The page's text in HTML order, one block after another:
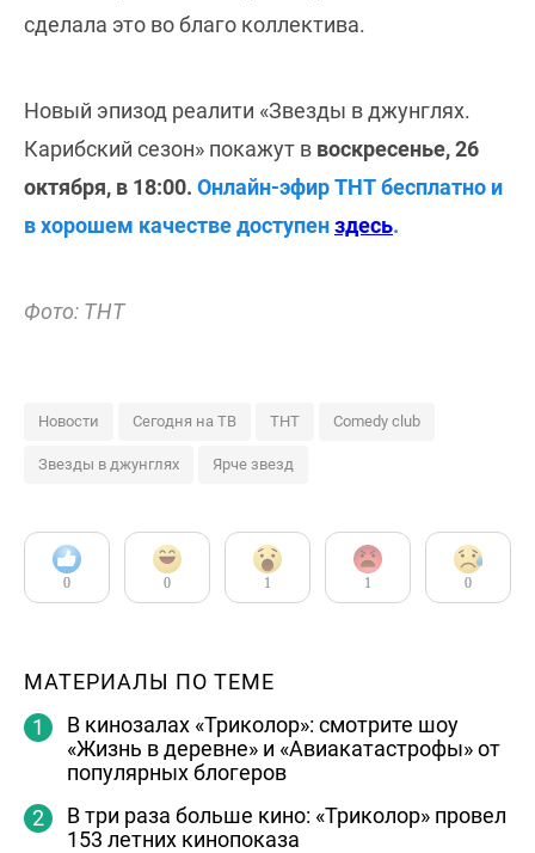
сделала это во благо коллектива.
Новый эпизод реалити «Звезды в джунглях.
Карибский сезон» покажут в воскресенье, 26
октября, в 18:00. Онлайн-эфир ТНТ бесплатно и
в хорошем качестве доступенздесь.
Фото: ТНТ
Новости Сегодня на ТВ ТНТ Comedy club
Звезды в джунглях Ярче звезд
0 0 1 1 0
МАТЕРИАЛЫ ПО ТЕМЕ
В кинозалах «Триколор»: смотрите шоу
«Жизнь в деревне» и «Авиакатастрофы» от
популярных блогеров
В три раза больше кино: «Триколор» провел
153 летних кинопоказа